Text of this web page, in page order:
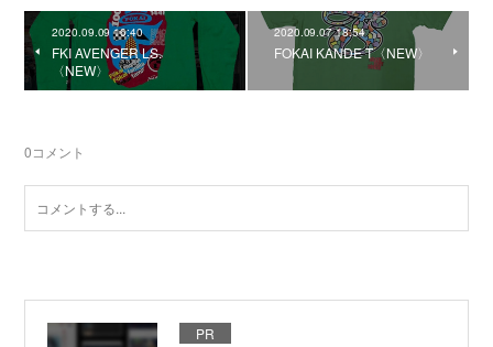
2020.09.09 16:40
FKI AVENGER LS.
〈NEW〉
2020.09.07 18:54
FOKAI KANDE T〈NEW〉
0コメント
PR